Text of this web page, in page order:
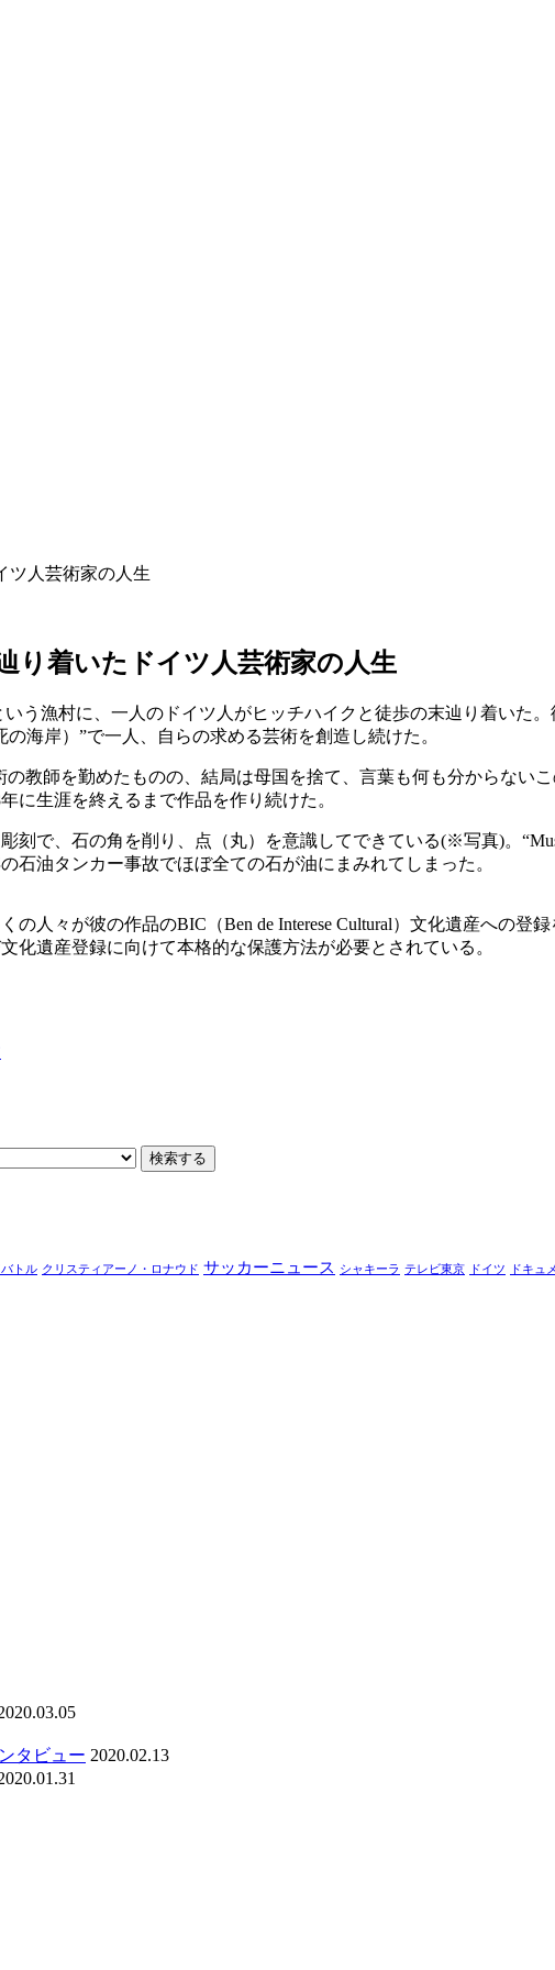
ツ人芸術家の人生
り着いたドイツ人芸術家の人生
う漁村に、一人のドイツ人がヒッチハイクと徒歩の末辿り着いた。
海岸）”で一人、自らの求める芸術を創造し続けた。
教師を勤めたものの、結局は母国を捨て、言葉も何も分からない
に生涯を終えるまで作品を作り続けた。
で、石の角を削り、点（丸）を意識してできている(※写真)。
石油タンカー事故でほぼ全ての石が油にまみれてしまった。
人々が彼の作品のBIC（Ben de Interese Cultural）文化遺産への登
化遺産登録に向けて本格的な保護方法が必要とされている。
トル クリスティアーノ・ロナウド サッカーニュース シャキーラ テレビ東京 ドイツ ドキュ
タビュー 2020.02.13